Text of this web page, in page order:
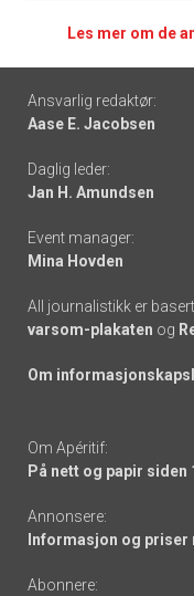
Les mer om de
Footer
-
links
Ansvarlig redaktør:
Aase E. Jacobsen
Daglig leder:
Jan H. Amundsen
Event manager:
Mina Hovden
All journalistikk er
varsom-plakaten og
Om
Om Apéritif:
På nett og papir siden
Annonsere:
Informasjon og priser
Abonnere: